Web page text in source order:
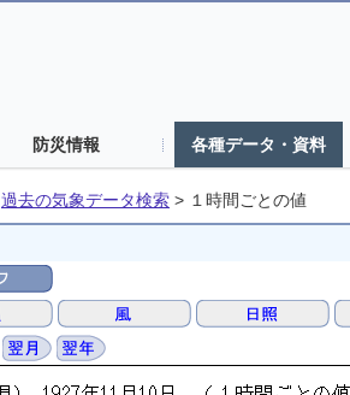
防災情報 各種データ・資料
過去の気象データ検索 > １時間ごとの値